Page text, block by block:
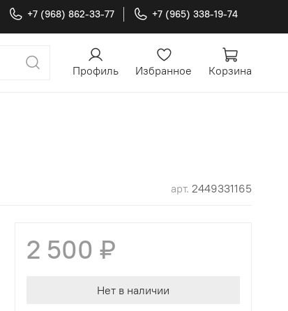
+7 (968) 862-33-77 +7 (965) 338-19-74
Профиль Избранное Корзина
арт. 2449331165
2 500 ₽
Нет в наличии